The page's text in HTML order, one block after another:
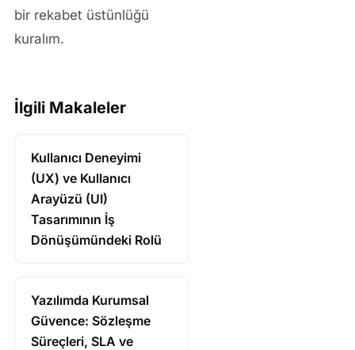
bir rekabet üstünlüğü
kuralım.
İlgili Makaleler
Kullanıcı Deneyimi
(UX) ve Kullanıcı
Arayüzü (UI)
Tasarımının İş
Dönüşümündeki Rolü
Yazılımda Kurumsal
Güvence: Sözleşme
Süreçleri, SLA ve